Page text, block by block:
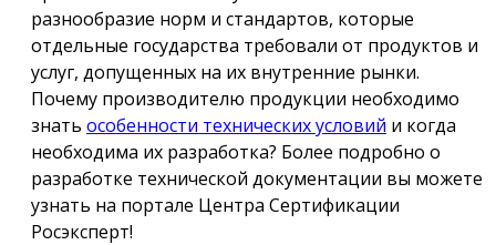
разнообразие норм и стандартов, которые
отдельные государства требовали от продуктов и
услуг, допущенных на их внутренние рынки.
Почему производителю продукции необходимо
знать особенности технических условий и когда
необходима их разработка? Более подробно о
разработке технической документации вы можете
узнать на портале Центра Сертификации
Росэксперт!